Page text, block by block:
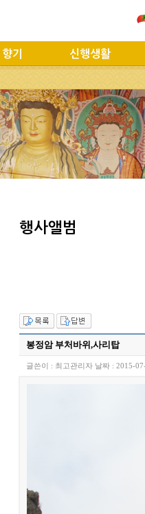
기 신행생활
행사앨범
봉정암 부처바위,사리탑
글쓴이 : 최고관리자 날짜 : 2015-